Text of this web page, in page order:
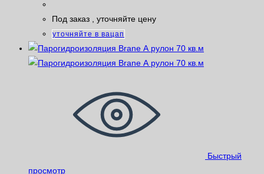
Под заказ , уточняйте цену
уточняйте в вацап
Быстрый
просмотр